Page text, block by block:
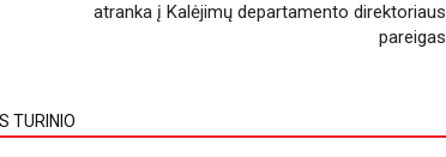
atranka į Kalėjimų departamento direktoriaus
pareigas
TURINIO